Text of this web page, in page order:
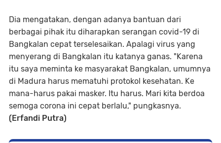
Dia mengatakan, dengan adanya bantuan dari
berbagai pihak itu diharapkan serangan covid-19 di
Bangkalan cepat terselesaikan. Apalagi virus yang
menyerang di Bangkalan itu katanya ganas. "Karena
itu saya meminta ke masyarakat Bangkalan, umumnya
di Madura harus mematuhi protokol kesehatan. Ke
mana-harus pakai masker. Itu harus. Mari kita berdoa
semoga corona ini cepat berlalu," pungkasnya.
(Erfandi Putra)